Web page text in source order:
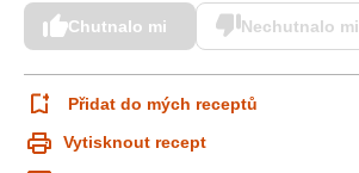
Chutnalo mi Nechutnalo mi
Přidat do mých receptů
Vytisknout recept